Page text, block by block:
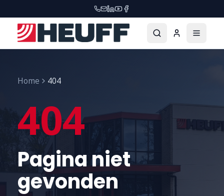
Home 404
404
Pagina niet
gevonden